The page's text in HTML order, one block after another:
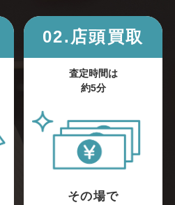
02.店頭買取
査定時間は
約5分
その場で